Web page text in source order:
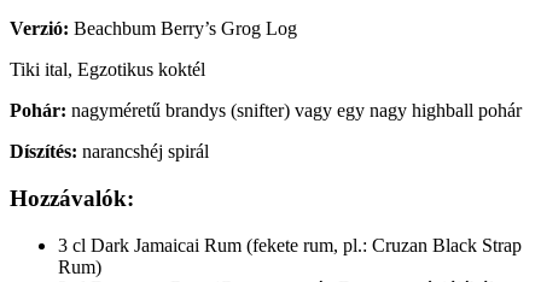
Verzió: Beachbum Berry’s Grog Log
Tiki ital, Egzotikus koktél
Pohár: nagyméretű brandys (snifter) vagy egy nagy highball pohár
Díszítés: narancshéj spirál
Hozzávalók:
3 cl Dark Jamaicai Rum (fekete rum, pl.: Cruzan Black Strap
Rum)